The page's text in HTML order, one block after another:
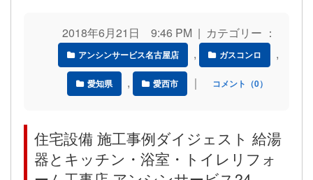
2018年6月21日 9:46 PM | カテゴリー ：
アンシンサービス名古屋店 , ガスコンロ ,
愛知県 , 愛西市 ｜ コメント（0）
住宅設備 施工事例ダイジェスト 給湯
器とキッチン・浴室・トイレリフォ